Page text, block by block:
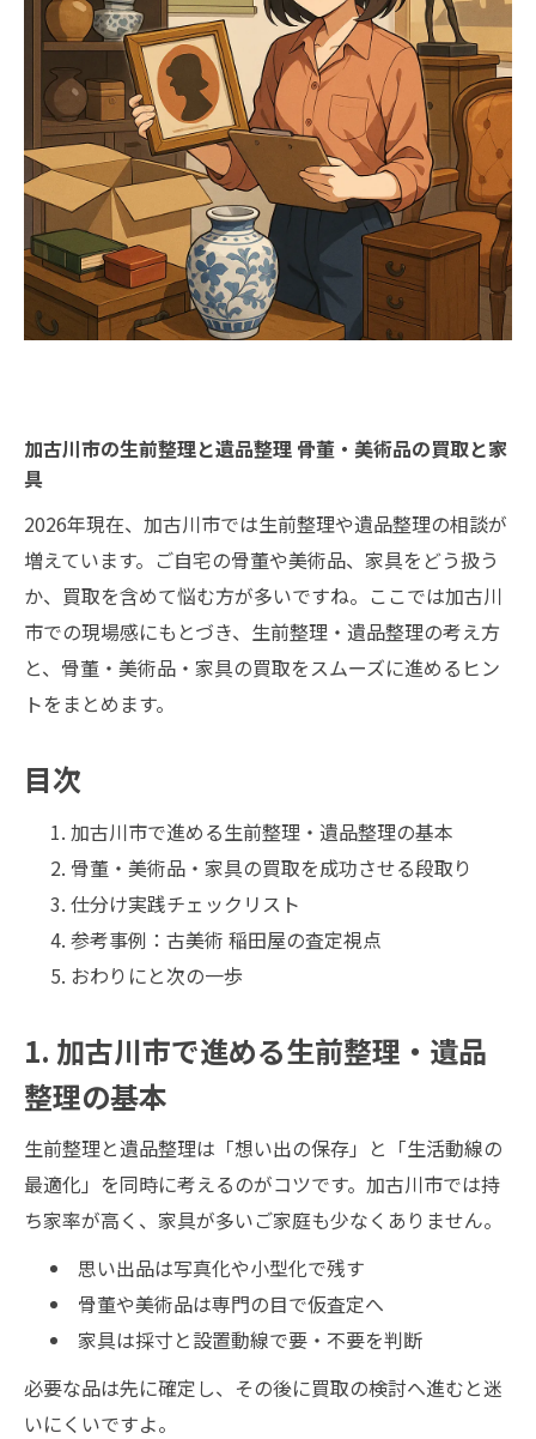
加古川市の生前整理と遺品整理 骨董・美術品の買取と家
具
2026年現在、加古川市では生前整理や遺品整理の相談が
増えています。ご自宅の骨董や美術品、家具をどう扱う
か、買取を含めて悩む方が多いですね。ここでは加古川
市での現場感にもとづき、生前整理・遺品整理の考え方
と、骨董・美術品・家具の買取をスムーズに進めるヒン
トをまとめます。
目次
加古川市で進める生前整理・遺品整理の基本
骨董・美術品・家具の買取を成功させる段取り
仕分け実践チェックリスト
参考事例：古美術 稲田屋の査定視点
おわりにと次の一歩
1. 加古川市で進める生前整理・遺品
整理の基本
生前整理と遺品整理は「想い出の保存」と「生活動線の
最適化」を同時に考えるのがコツです。加古川市では持
ち家率が高く、家具が多いご家庭も少なくありません。
思い出品は写真化や小型化で残す
骨董や美術品は専門の目で仮査定へ
家具は採寸と設置動線で要・不要を判断
必要な品は先に確定し、その後に買取の検討へ進むと迷
いにくいですよ。